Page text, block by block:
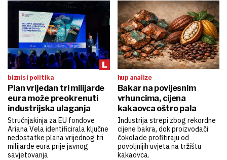
biznis i politika
Plan vrijedan tri milijarde
eura može preokrenuti
industrijska ulaganja
Stručnjakinja za EU fondove
Ariana Vela identificirala ključne
nedostatke plana vrijednog tri
milijarde eura prije javnog
savjetovanja
hup analize
Bakar na povijesnim
vrhuncima, cijena
kakaovca oštro pala
Industrija strepi zbog rekordne
cijene bakra, dok proizvođači
čokolade profitiraju od
povoljnijih uvjeta na tržištu
kakaovca.